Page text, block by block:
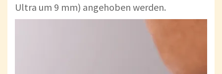
Ultra um 9 mm) angehoben werden.